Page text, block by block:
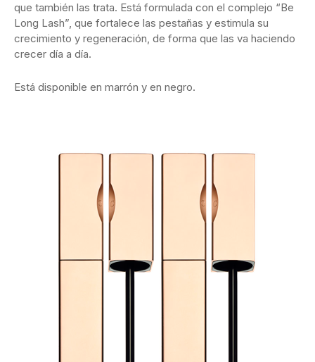
que también las trata. Está formulada con el complejo “Be
Long Lash”, que fortalece las pestañas y estimula su
crecimiento y regeneración, de forma que las va haciendo
crecer día a día.
Está disponible en marrón y en negro.